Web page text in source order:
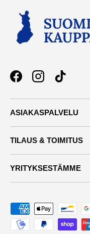
FacebookInstagramTikTok
ASIAKASPALVELU
TILAUS & TOIMITUS
YRITYKSESTÄMME
Maksutavat